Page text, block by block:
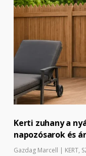
Kerti zuhany a
napozósarok és
Gazdag Marcell KERT,